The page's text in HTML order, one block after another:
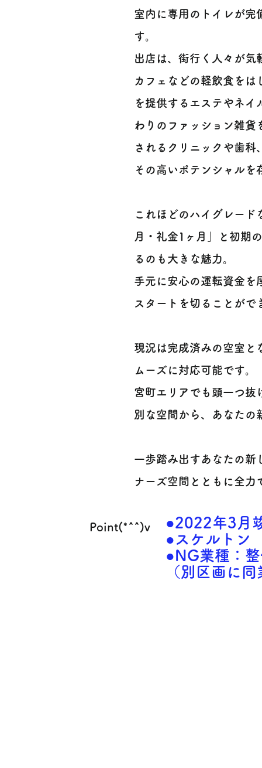
室内に専用のトイレが完
す。
出店は、街行く人々が気
カフェなどの軽飲食をは
を提供するエステやネ
わりのファッション雑貨
されるクリニックや歯
その高いポテンシャル
これほどのハイグレー
月・礼金1ヶ月」と初期
るのも大きな魅力。
手元に安心の運転資金を
スタートを切ることがで
現況は完成済みの空室と
ムーズに対応可能です。
宮町エリアでも頭一つ抜
別な空間から、あなたの
一歩踏み出すあなたの新
ナーズ空間とともに全力
Point(*^^)v
●2022年3月
●スケルトン
●NG業種：
（別区画に